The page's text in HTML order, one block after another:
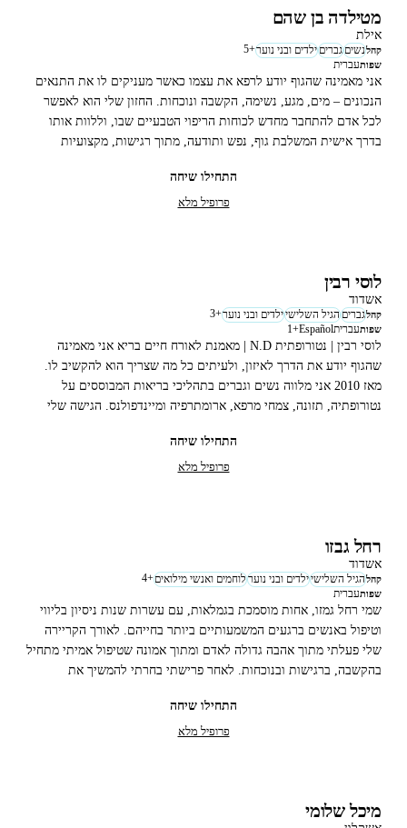
מטילדה בן שהם
אילת
קהלנשיםגבריםילדים ובני נוער+
5
שפותעברית
אני מאמינה שהגוף יודע לרפא את עצמו כאשר מעניקים לו את התנאים
הנכונים – מים, מגע, נשימה, הקשבה ונוכחות. החזון שלי הוא לאפשר
לכל אדם להתחבר מחדש לכוחות הריפוי הטבעיים שבו, וללוות אותו
בדרך אישית המשלבת גוף, נפש ותודעה, מתוך רגישות, מקצועיות
התחילו שיחה
פרופיל מלא
לוסי רבין
אשדוד
קהלגבריםהגיל השלישיילדים ובני נוער+
3
שפותעבריתEspañol
+
1
לוסי רבין | נטורופתית N.D | מאמנת לאורח חיים בריא אני מאמינה
שהגוף יודע את הדרך לאיזון, ולעיתים כל מה שצריך הוא להקשיב לו.
מאז 2010 אני מלווה נשים וגברים בתהליכי בריאות המבוססים על
נטורופתיה, תזונה, צמחי מרפא, ארומתרפיה ומיינדפולנס. הגישה שלי
רגשות ותודעה, במטרה ליצור שינוי עמוק ובר־קיימא. 🪻
התחילו שיחה
פרופיל מלא
רחל גבזו
אשדוד
קהלהגיל השלישיילדים ובני נוערלוחמים ואנשי מילואים+
4
שפותעברית
שמי רחל גמזו, אחות מוסמכת בגמלאות, עם עשרות שנות ניסיון בליווי
וטיפול באנשים ברגעים המשמעותיים ביותר בחייהם. לאורך הקריירה
שלי פעלתי מתוך אהבה גדולה לאדם ומתוך אמונה שטיפול אמיתי מתחיל
בהקשבה, ברגישות ובנוכחות. לאחר פרישתי בחרתי להמשיך את
דרך נוספת להעניק רוגע, איזון ותחושת ביטחון באמצעות מגע עדין
התחילו שיחה
פרופיל מלא
מיכל שלומי